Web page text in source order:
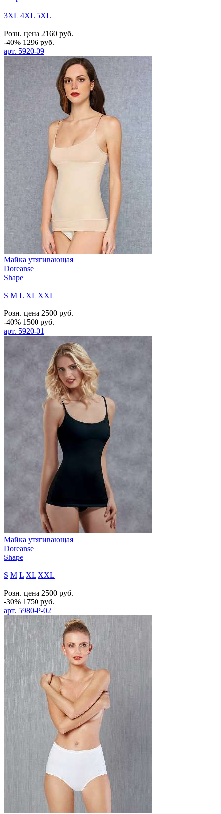
3XL 4XL 5XL
Розн. цена 2160 руб.
-40% 1296 руб.
арт. 5920-09
Майка утягивающая
Doreanse
Shape
S M L XL XXL
Розн. цена 2500 руб.
-40% 1500 руб.
арт. 5920-01
Майка утягивающая
Doreanse
Shape
S M L XL XXL
Розн. цена 2500 руб.
-30% 1750 руб.
арт. 5980-P-02